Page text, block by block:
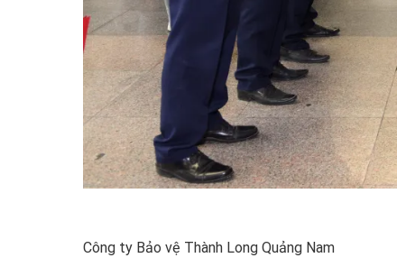
Công ty Bảo vệ Thành Long Quảng Nam